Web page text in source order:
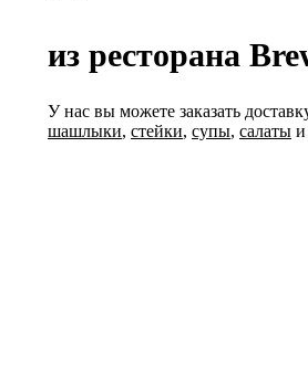
из ресторана
У нас вы можете заказать
шашлыки, стейки, супы, салаты и